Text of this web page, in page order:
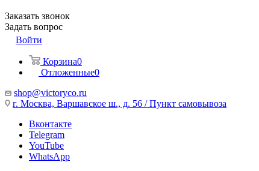
Заказать звонок
Задать вопрос
Войти
Корзина0
Отложенные0
shop@victoryco.ru
г. Москва, Варшавское ш., д. 56 / Пункт самовывоза
Вконтакте
Telegram
YouTube
WhatsApp